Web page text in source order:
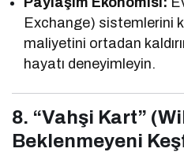
Exchange) sistemlerini
maliyetini ortadan
hayatı deneyimleyin.
8. “Vahşi Kart”
Beklenmeyeni